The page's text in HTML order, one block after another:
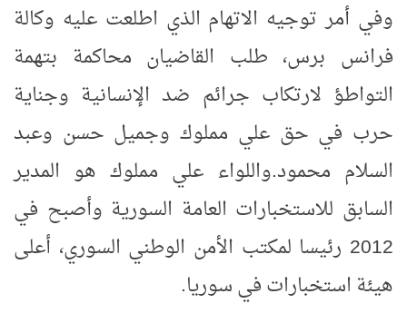
وفي أمر توجيه الاتهام الذي اطلعت عليه وكالة
فرانس برس، طلب القاضيان محاكمة بتهمة
التواطؤ لارتكاب جرائم ضد الإنسانية وجناية
حرب في حق علي مملوك وجميل حسن وعبد
السلام محمود.واللواء علي مملوك هو المدير
السابق للاستخبارات العامة السورية وأصبح في
2012 رئيسا لمكتب الأمن الوطني السوري، أعلى
هيئة استخبارات في سوريا.